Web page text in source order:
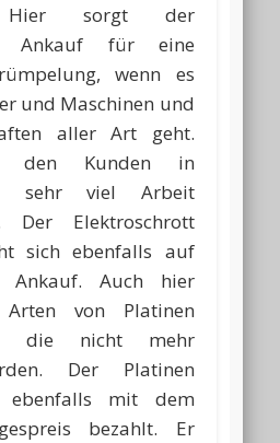
Hier sorgt der
Ankauf für eine
wenn es
und Maschinen und
aller Art geht.
den Kunden in
sehr viel Arbeit
Der Elektroschrott
sich ebenfalls auf
Ankauf. Auch hier
von Platinen
die nicht mehr
Der Platinen
mit dem
bezahlt. Er